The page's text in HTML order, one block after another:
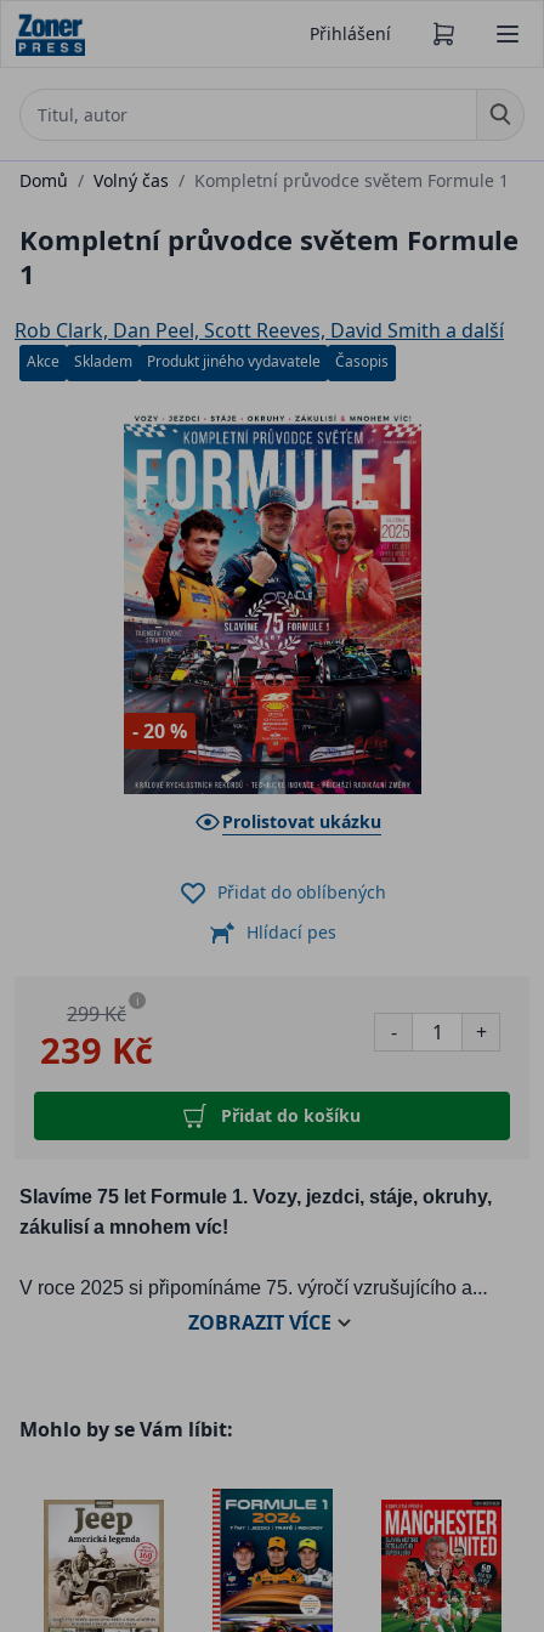
Přihlášení
Domů / Volný čas / Kompletní průvodce světem Formule 1
Kompletní průvodce světem Formule
1
Rob Clark, Dan Peel, Scott Reeves, David Smith a další
Akce Skladem Produkt jiného vydavatele Časopis
- 20 %
Prolistovat ukázku
239 Kč
299 Kč i
- +
Přidat do košíku
Přidat do oblíbených
Hlídací pes
Slavíme 75 let Formule 1. Vozy, jezdci, stáje, okruhy,
zákulisí a mnohem víc!
V roce 2025 si připomínáme 75. výročí vzrušujícího a
atraktivního cirkusu jménem mistrovství světa Formule 1.
šampionátu na trati i mimo ni přitahuje miliony fanoušků na
vědět o světě nejvyšších rychlostí a obdivuhodných
dovedností i odvaze jezdců. Pokud se s F1 teprve
seznamujete, najdete zde stručný přehled její historie i
průvodce, který vás vybaví základními znalostmi, s nimiž si
F1 užijete ještě víc, aniž byste museli být experti.
ZOBRAZITVÍCE
Mohlo by se Vám líbit: